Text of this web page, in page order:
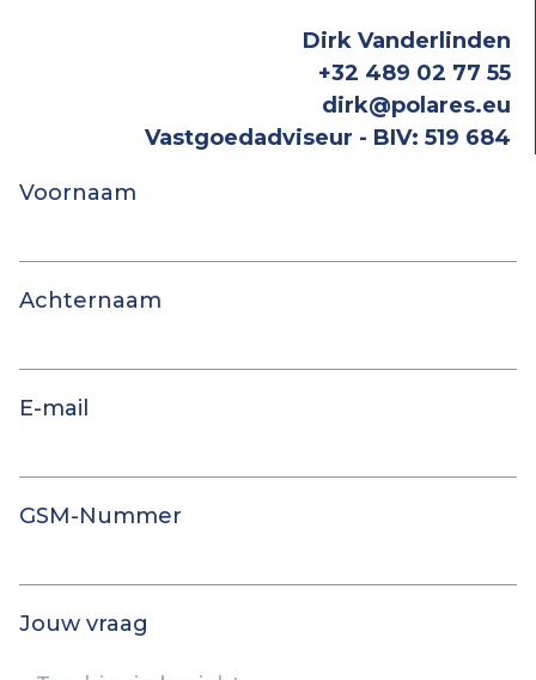
Dirk Vanderlinden
+32 489 02 77 55
dirk@polares.eu
Vastgoedadviseur - BIV: 519 684
Voornaam
Achternaam
E-mail
GSM-Nummer
Jouw vraag